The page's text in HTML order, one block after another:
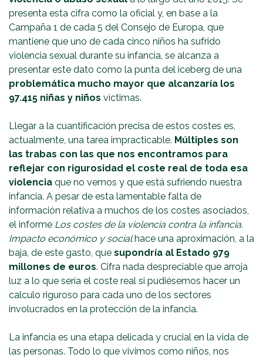
presenta esta cifra como la oficial y, en base a la
Campaña 1 de cada 5 del Consejo de Europa, que
mantiene que uno de cada cinco niños ha sufrido
violencia sexual durante su infancia, se alcanza a
presentar este dato como la punta del iceberg de una
problemática mucho mayor que alcanzaría los
97.415 niñas y niños víctimas.
Llegar a la cuantificación precisa de estos costes es,
actualmente, una tarea impracticable. Múltiples son
las trabas con las que nos encontramos para
reflejar con rigurosidad el coste real de toda esa
violencia que no vemos y que está sufriendo nuestra
infancia. A pesar de esta lamentable falta de
información relativa a muchos de los costes asociados,
el informe Los costes de la violencia contra la infancia.
Impacto económico y socialhace una aproximación, a la
baja, de este gasto, que supondría al Estado 979
millones de euros. Cifra nada despreciable que arroja
luz a lo que sería el coste real si pudiésemos hacer un
calculo riguroso para cada uno de los sectores
involucrados en la protección de la infancia.
La infancia es una etapa delicada y crucial en la vida de
las personas. Todo lo que vivimos como niños, nos